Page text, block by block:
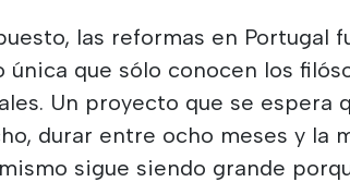
las reformas en Portugal
única que sólo conocen los
Un proyecto que se espera
durar entre ocho meses y la
sigue siendo grande